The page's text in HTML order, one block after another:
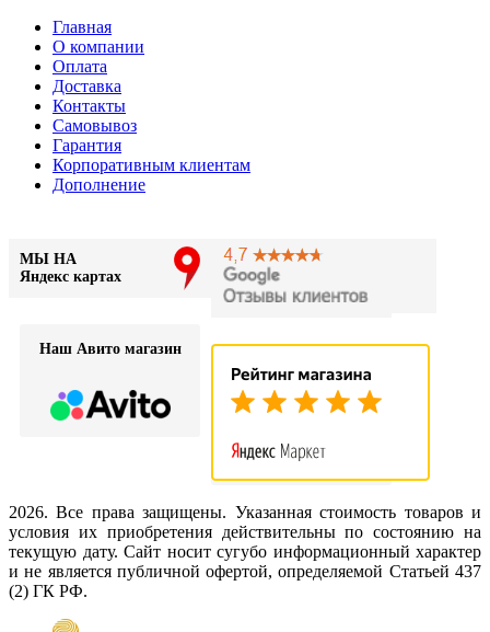
Главная
О компании
Оплата
Доставка
Контакты
Самовывоз
Гарантия
Корпоративным клиентам
Дополнение
МЫ НА
Яндекс картах
Наш Авито магазин
2026. Все права защищены. Указанная стоимость товаров и
условия их приобретения действительны по состоянию на
текущую дату. Сайт носит сугубо информационный характер
и не является публичной офертой, определяемой Статьей 437
(2) ГК РФ.